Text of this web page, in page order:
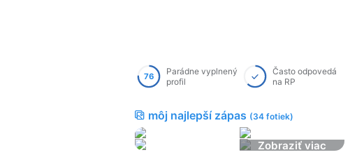
76
Parádne vyplnený
profil
Často odpovedá
na RP
môj najlepší zápas (34 fotiek)
Zobraziť viac